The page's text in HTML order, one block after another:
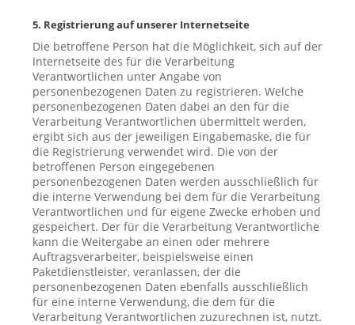
5. Registrierung auf unserer Internetseite
Die betroffene Person hat die Möglichkeit, sich auf der
Internetseite des für die Verarbeitung
Verantwortlichen unter Angabe von
personenbezogenen Daten zu registrieren. Welche
personenbezogenen Daten dabei an den für die
Verarbeitung Verantwortlichen übermittelt werden,
ergibt sich aus der jeweiligen Eingabemaske, die für
die Registrierung verwendet wird. Die von der
betroffenen Person eingegebenen
personenbezogenen Daten werden ausschließlich für
die interne Verwendung bei dem für die Verarbeitung
Verantwortlichen und für eigene Zwecke erhoben und
gespeichert. Der für die Verarbeitung Verantwortliche
kann die Weitergabe an einen oder mehrere
Auftragsverarbeiter, beispielsweise einen
Paketdienstleister, veranlassen, der die
personenbezogenen Daten ebenfalls ausschließlich
für eine interne Verwendung, die dem für die
Verarbeitung Verantwortlichen zuzurechnen ist, nutzt.